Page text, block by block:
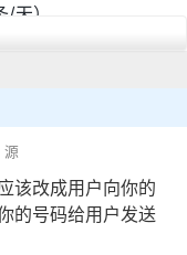
天）
）
Windows 编译脚
Termux:API插件
源
该改成用户向你的
的号码给用户发送